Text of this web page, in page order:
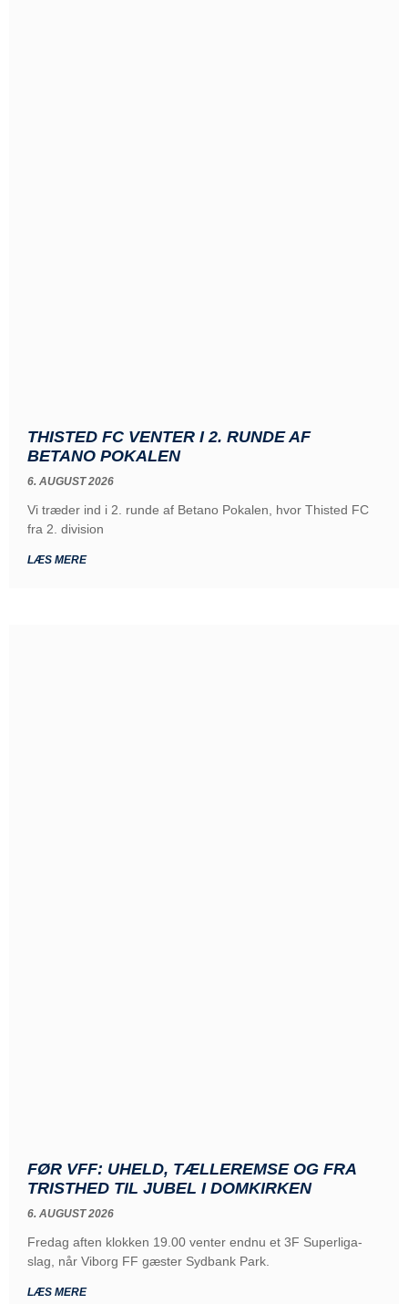
THISTED FC VENTER I 2. RUNDE AF
BETANO POKALEN
6. AUGUST 2026
Vi træder ind i 2. runde af Betano Pokalen, hvor Thisted FC
fra 2. division
LÆS MERE
FØR VFF: UHELD, TÆLLEREMSE OG FRA
TRISTHED TIL JUBEL I DOMKIRKEN
6. AUGUST 2026
Fredag aften klokken 19.00 venter endnu et 3F Superliga-
slag, når Viborg FF gæster Sydbank Park.
LÆS MERE